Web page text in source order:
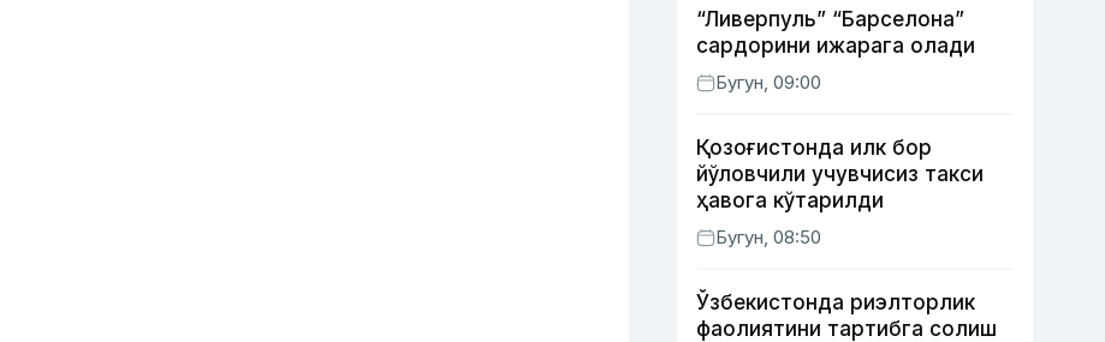
“Ливерпуль” “Барселона”
сардорини ижарага олади
Бугун, 09:00
Қозоғистонда илк бор
йўловчили учувчисиз такси
ҳавога кўтарилди
Бугун, 08:50
Ўзбекистонда риэлторлик
фаолиятини тартибга солиш